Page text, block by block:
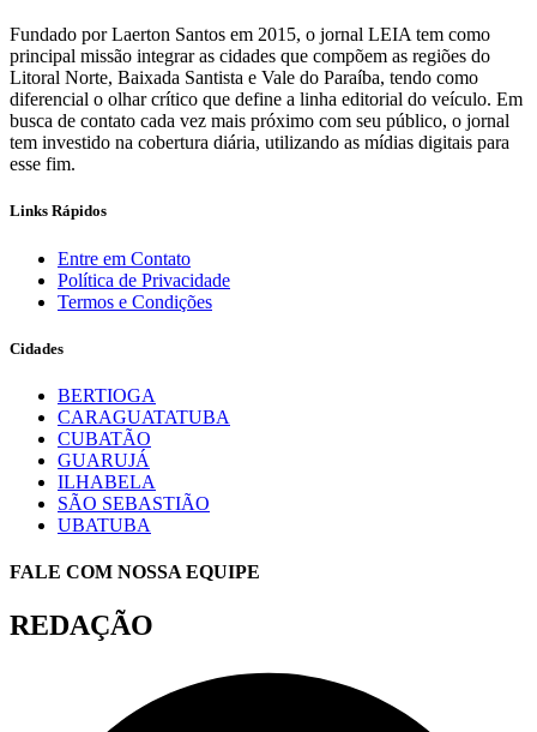
Fundado por Laerton Santos em 2015, o jornal LEIA tem como
principal missão integrar as cidades que compõem as regiões do
Litoral Norte, Baixada Santista e Vale do Paraíba, tendo como
diferencial o olhar crítico que define a linha editorial do veículo. Em
busca de contato cada vez mais próximo com seu público, o jornal
tem investido na cobertura diária, utilizando as mídias digitais para
esse fim.
Links Rápidos
Entre em Contato
Política de Privacidade
Termos e Condições
Cidades
BERTIOGA
CARAGUATATUBA
CUBATÃO
GUARUJÁ
ILHABELA
SÃO SEBASTIÃO
UBATUBA
FALE COM NOSSA EQUIPE
REDAÇÃO